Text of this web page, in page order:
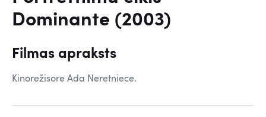
Dominante (2003)
Filmas apraksts
Kinorežisore Ada Neretniece.